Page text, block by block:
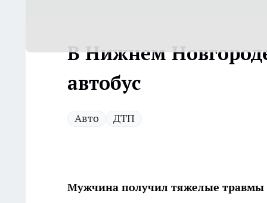
В Нижнем
автобус
Авто ДТП
Мужчина получил тяжелые травмы